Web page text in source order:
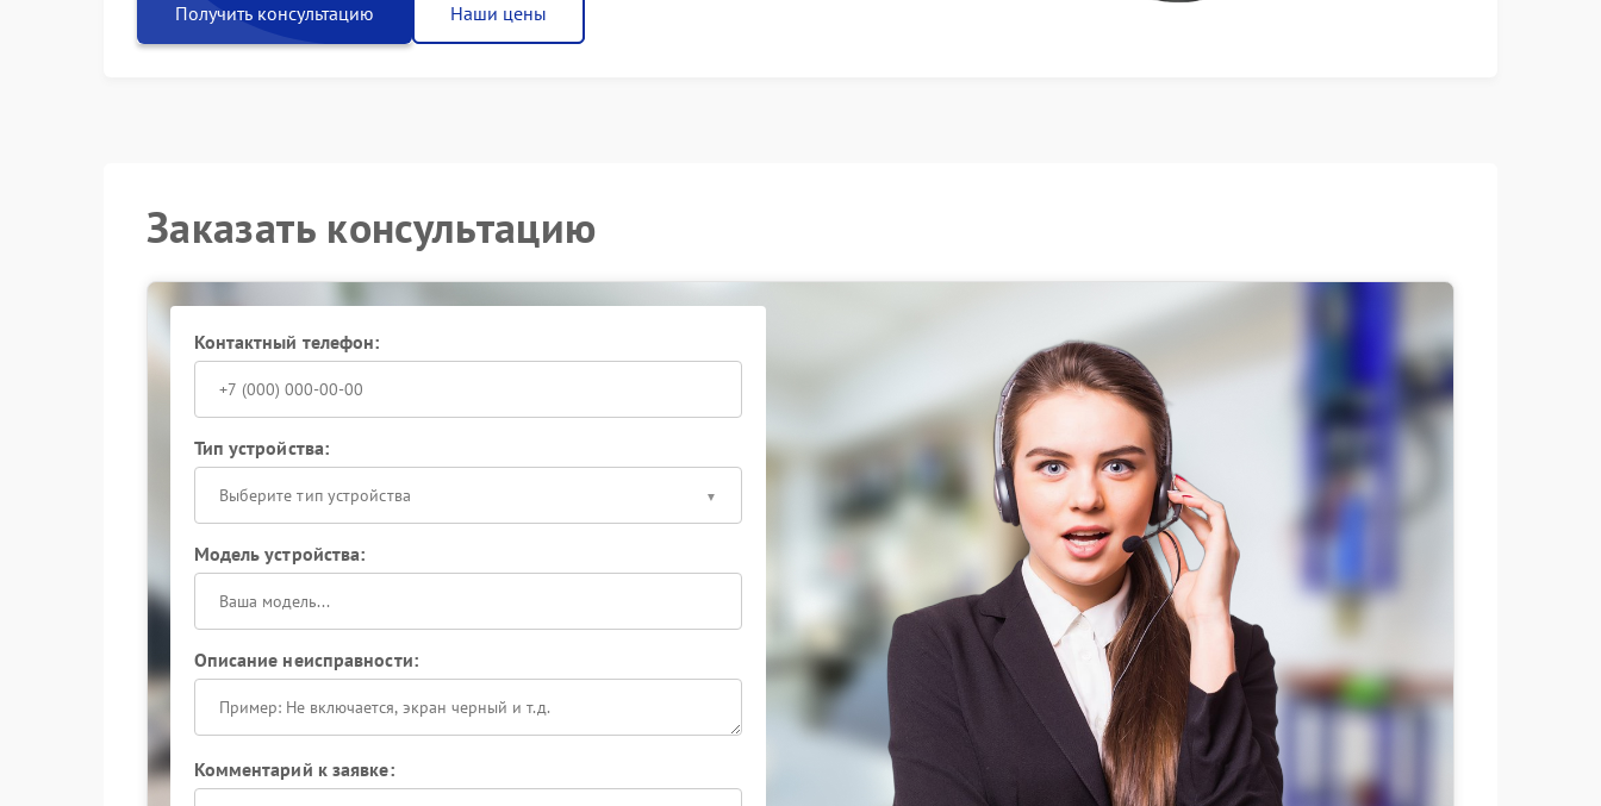
Получить консультацию Наши цены
Заказать консультацию
Контактный телефон:
Тип устройства:
Выберите тип устройства
Модель устройства:
Описание неисправности:
Комментарий к заявке: